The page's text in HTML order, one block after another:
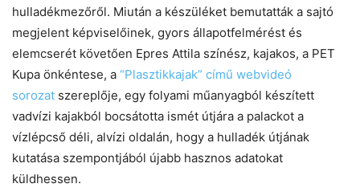
hulladékmezőről. Miután a készüléket bemutatták a sajtó
megjelent képviselőinek, gyors állapotfelmérést és
elemcserét követően Epres Attila színész, kajakos, a PET
Kupa önkéntese, a “Plasztikkajak” című webvideó
sorozat szereplője, egy folyami műanyagból készített
vadvízi kajakból bocsátotta ismét útjára a palackot a
vízlépcső déli, alvízi oldalán, hogy a hulladék útjának
kutatása szempontjából újabb hasznos adatokat
küldhessen.